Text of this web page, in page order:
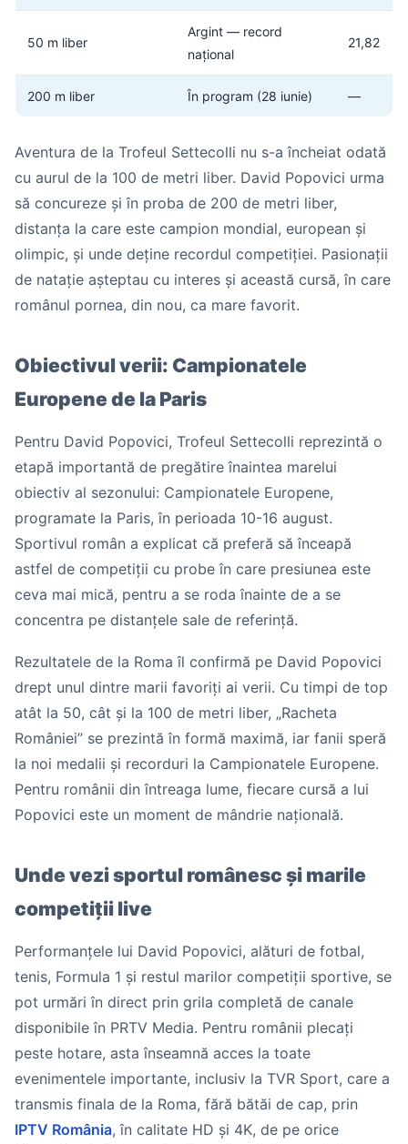
50 m liber
Argint — record
național
21,82
200 m liber În program (28 iunie) —
Aventura de la Trofeul Settecolli nu s-a încheiat odată
cu aurul de la 100 de metri liber. David Popovici urma
să concureze și în proba de 200 de metri liber,
distanța la care este campion mondial, european și
olimpic, și unde deține recordul competiției. Pasionații
de natație așteptau cu interes și această cursă, în care
românul pornea, din nou, ca mare favorit.
Obiectivul verii: Campionatele
Europene de la Paris
Pentru David Popovici, Trofeul Settecolli reprezintă o
etapă importantă de pregătire înaintea marelui
obiectiv al sezonului: Campionatele Europene,
programate la Paris, în perioada 10-16 august.
Sportivul român a explicat că preferă să înceapă
astfel de competiții cu probe în care presiunea este
ceva mai mică, pentru a se roda înainte de a se
concentra pe distanțele sale de referință.
Rezultatele de la Roma îl confirmă pe David Popovici
drept unul dintre marii favoriți ai verii. Cu timpi de top
atât la 50, cât și la 100 de metri liber, „Racheta
României” se prezintă în formă maximă, iar fanii speră
la noi medalii și recorduri la Campionatele Europene.
Pentru românii din întreaga lume, fiecare cursă a lui
Popovici este un moment de mândrie națională.
Unde vezi sportul românesc și marile
competiții live
Performanțele lui David Popovici, alături de fotbal,
tenis, Formula 1 și restul marilor competiții sportive, se
pot urmări în direct prin grila completă de canale
disponibile în PRTV Media. Pentru românii plecați
peste hotare, asta înseamnă acces la toate
evenimentele importante, inclusiv la TVR Sport, care a
transmis finala de la Roma, fără bătăi de cap, prin
IPTV România, în calitate HD și 4K, de pe orice